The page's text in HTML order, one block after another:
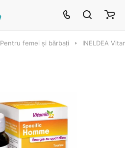
Pentru femei și bărbați INELDEA